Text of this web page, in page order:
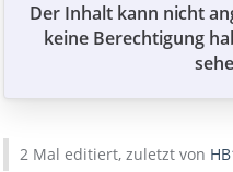
Der Inhalt kann nicht
keine Berechtigung
2 Mal editiert, zuletzt von